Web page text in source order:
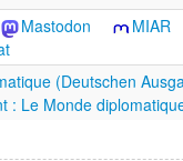
Mastodon MIAR
(Deutschen
: Le Monde